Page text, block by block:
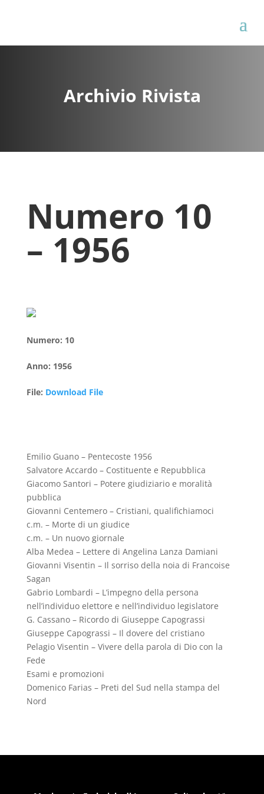
Archivio Rivista
Numero 10
– 1956
Numero: 10
Anno: 1956
File: Download File
Emilio Guano – Pentecoste 1956
Salvatore Accardo – Costituente e Repubblica
Giacomo Santori – Potere giudiziario e moralità
pubblica
Giovanni Centemero – Cristiani, qualifichiamoci
c.m. – Morte di un giudice
c.m. – Un nuovo giornale
Alba Medea – Lettere di Angelina Lanza Damiani
Giovanni Visentin – Il sorriso della noia di Francoise
Sagan
Gabrio Lombardi – L’impegno della persona
nell’individuo elettore e nell’individuo legislatore
G. Cassano – Ricordo di Giuseppe Capograssi
Giuseppe Capograssi – Il dovere del cristiano
Pelagio Visentin – Vivere della parola di Dio con la
Fede
Esami e promozioni
Domenico Farias – Preti del Sud nella stampa del
Nord